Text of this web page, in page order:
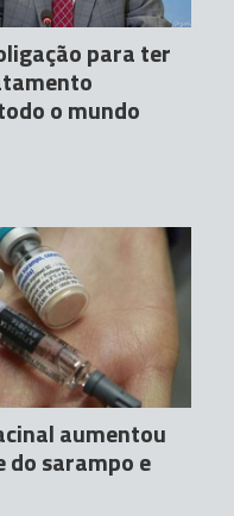
para ter
o mundo
aumentou
do sarampo e